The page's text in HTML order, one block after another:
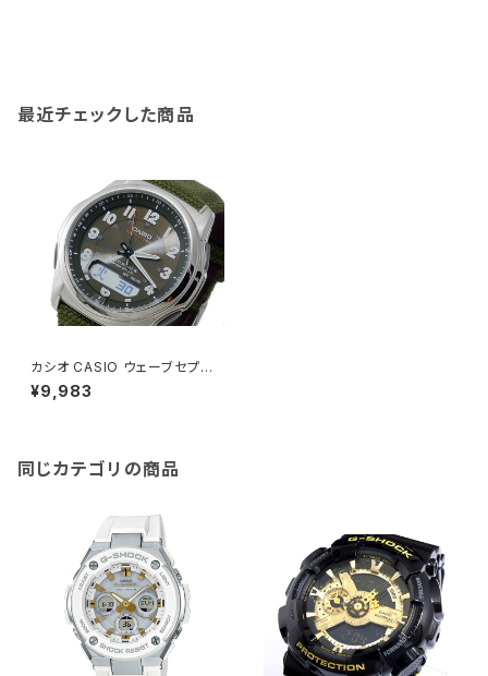
最近チェックした商品
カシオ CASIO ウェーブセプタ
ー ソーラー 電波 メンズ 腕時計
WVA-M630B-3AJF カーキ
¥9,983
同じカテゴリの商品